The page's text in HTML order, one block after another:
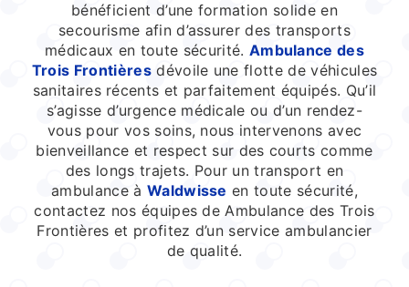
bénéficient d’une formation solide en
secourisme afin d’assurer des transports
médicaux en toute sécurité. Ambulance des
Trois Frontièresdévoile une flotte de véhicules
sanitaires récents et parfaitement équipés. Qu’il
s’agisse d’urgence médicale ou d’un rendez-
vous pour vos soins, nous intervenons avec
bienveillance et respect sur des courts comme
des longs trajets. Pour un transport en
ambulance à Waldwisse en toute sécurité,
contactez nos équipes de Ambulance des Trois
Frontières et profitez d’un service ambulancier
de qualité.